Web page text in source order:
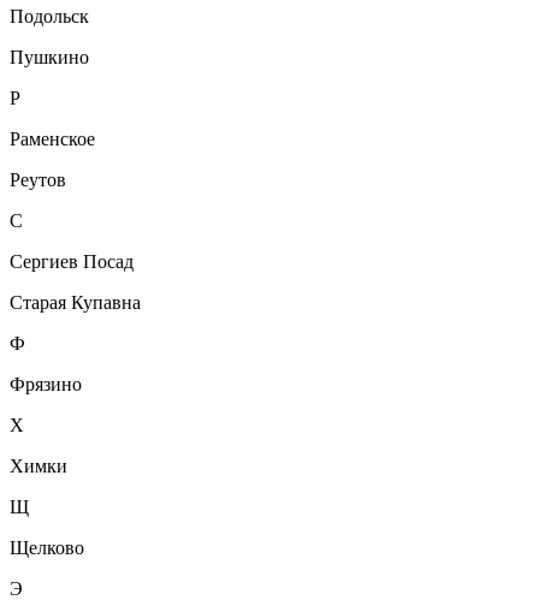
Подольск
Пушкино
Р
Раменское
Реутов
С
Сергиев Посад
Старая Купавна
Ф
Фрязино
Х
Химки
Щ
Щелково
Э